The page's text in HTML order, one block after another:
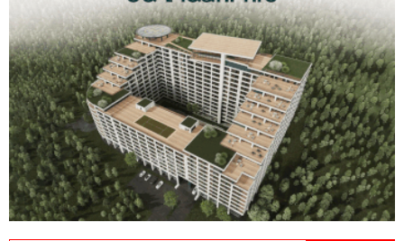
21:09:13 31-07-2026
«Бесплатные бонусы в играх»: IDBank
предупреждает о кибератаках на школьников
11:21:15 31-07-2026
ЕАЭС со временем будет расширяться. Когда-
нибудь это поймёт и рядовой армянин, но
будет уже поздно
11:03:52 31-07-2026
Если Израиль использует тему Геноцида